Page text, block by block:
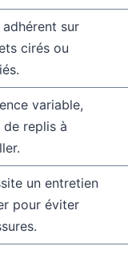
adhérent sur
cirés ou
variable,
de replis à
un entretien
pour éviter